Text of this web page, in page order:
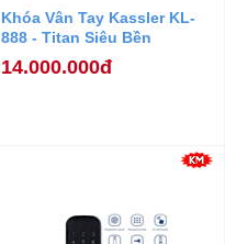
Khóa Vân Tay Kassler KL-
888 - Titan Siêu Bền
14.000.000đ